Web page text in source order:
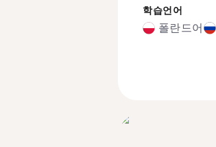
학습언어
폴란드어